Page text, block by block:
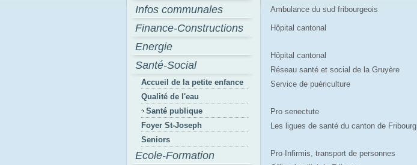
Infos communales
Finance-Constructions
Energie
Santé-Social
Accueil de la petite enfance
Qualité de l'eau
Santé publique
Foyer St-Joseph
Seniors
Ecole-Formation
Ambulance du sud fribourgeois
Hôpital cantonal
Hôpital cantonal
Réseau santé et social de la Gruyère
Service de puériculture
Pro senectute
Les ligues de santé du canton de Fribourg
Pro Infirmis, transport de personnes